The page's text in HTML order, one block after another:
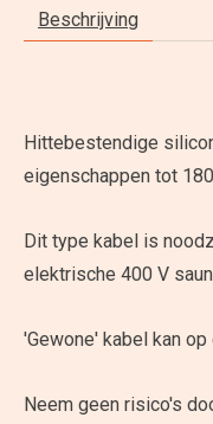
Beschrijving
Hittebestendige
eigenschappen tot
Dit type kabel is
elektrische 400 V
'Gewone' kabel kan
Neem geen risico's